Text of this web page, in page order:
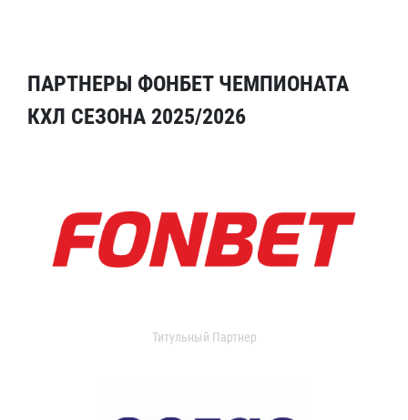
ПАРТНЕРЫ ФОНБЕТ ЧЕМПИОНАТА
КХЛ СЕЗОНА 2025/2026
Титульный Партнер